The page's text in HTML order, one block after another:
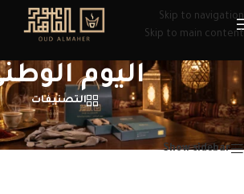
Skip to navigation
Skip to main content
اليوم
التصنيفات
الرئيسية/منتجات تحت الوسم “اليوم الوطني”
Show sidebar